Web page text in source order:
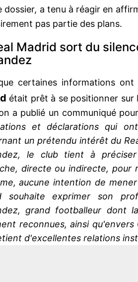
dossier, a tenu à réagir en
pas partie des plans.
Madrid sort du
certaines informations ont
était prêt à se positionner sur
a publié un communiqué
et déclarations qui
un prétendu intérêt du
le club tient à
directe ou indirecte, pour
aucune intention de
souhaite exprimer son
grand footballeur dont
reconnues, ainsi
d'excellentes relations